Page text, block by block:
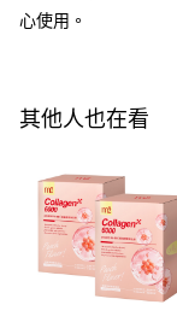
３．未成年的使用者請
請求用戶進行身份認證
５．嚴禁一人註冊多
恩沛科技股份有限公
宅配
離島配送
海外配送
海外配送(澳門)
海外配送(馬來西亞)
心使用。
其他人也在看